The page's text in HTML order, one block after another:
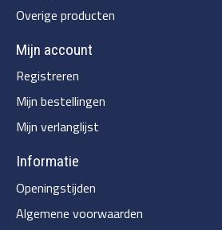
Overige producten
Mijn account
Registreren
Mijn bestellingen
Mijn verlanglijst
Informatie
Openingstijden
Algemene voorwaarden